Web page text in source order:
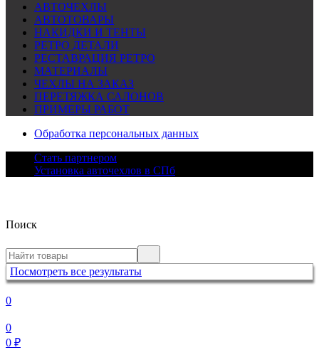
АВТОЧЕХЛЫ
АВТОТОВАРЫ
НАКИДКИ И ТЕНТЫ
РЕТРО ДЕТАЛИ
РЕСТАВРАЦИЯ РЕТРО
МАТЕРИАЛЫ
ЧЕХЛЫ НА ЗАКАЗ
ПЕРЕТЯЖКА САЛОНОВ
ПРИМЕРЫ РАБОТ
Обработка персональных данных
Стать партнером
Установка авточехлов в СПб
Поиск
Посмотреть все результаты
0
0
0 ₽